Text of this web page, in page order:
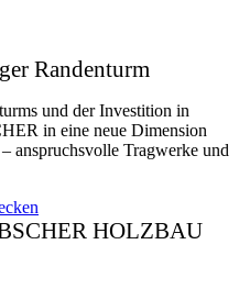
Randenturm
und der Investition in
in eine neue Dimen­sion
anspruchs­volle Tragwerke und
HOLZBAU